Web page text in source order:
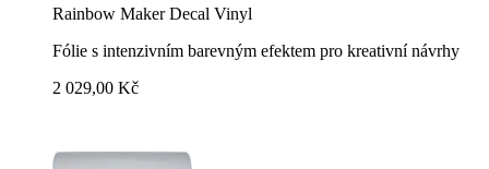
Rainbow Maker Decal Vinyl
Fólie s intenzivním barevným efektem pro kreativní návrhy
2 029,00 Kč